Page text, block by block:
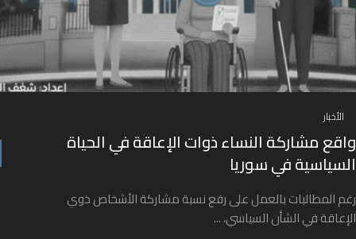
الأخبار
واقع مشاركة النساء ذوات الإعاقة في الحياة
السياسية في سوريا
رغم المطالبات بالعمل على رفع نسبة مشاركة الأشخاص ذوي
الإعاقة في الشأن السياسي، ...